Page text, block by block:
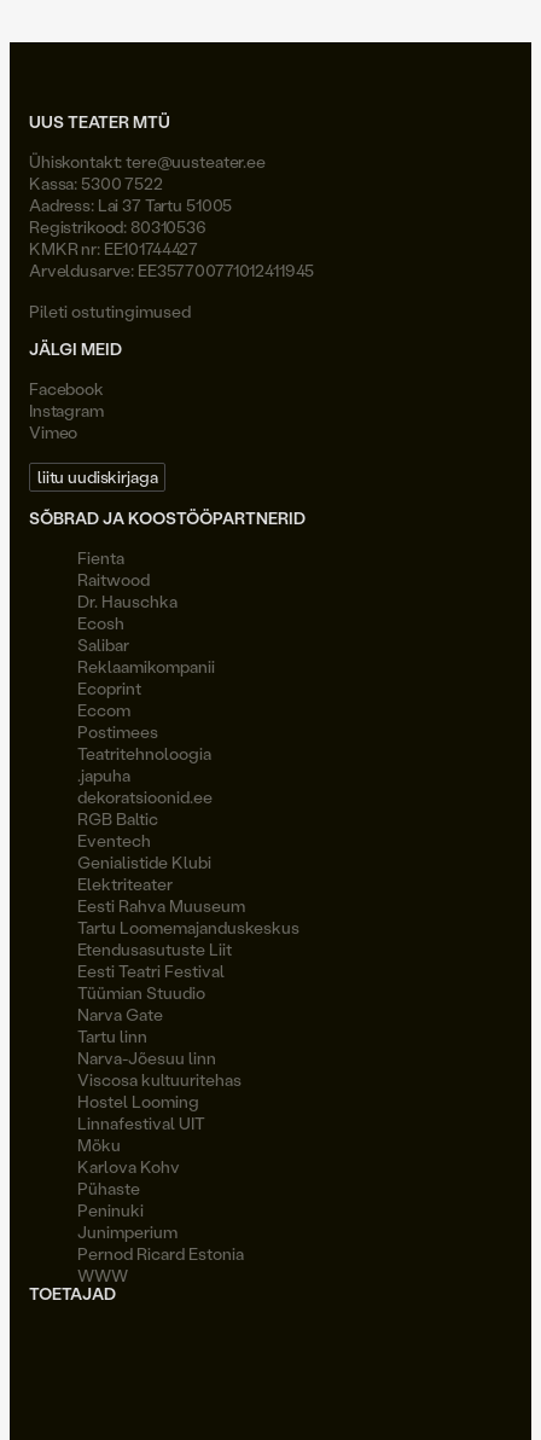
UUS TEATER MTÜ
Ühiskontakt:tere@uusteater.ee
Kassa: 5300 7522
Aadress: Lai 37 Tartu 51005
Registrikood: 80310536
KMKR nr: EE101744427
Arveldusarve: EE357700771012411945
Pileti ostutingimused
JÄLGI MEID
Facebook
Instagram
Vimeo
liitu uudiskirjaga
SÕBRAD JA KOOSTÖÖPARTNERID
Fienta
Raitwood
Dr. Hauschka
Ecosh
Salibar
Reklaamikompanii
Ecoprint
Eccom
Postimees
Teatritehnoloogia
.japuha
dekoratsioonid.ee
RGB Baltic
Eventech
Genialistide Klubi
Elektriteater
Eesti Rahva Muuseum
Tartu Loomemajanduskeskus
Etendusasutuste Liit
Eesti Teatri Festival
Tüümian Stuudio
Narva Gate
Tartu linn
Narva-Jõesuu linn
Viscosa kultuuritehas
Hostel Looming
Linnafestival UIT
Möku
Karlova Kohv
Pühaste
Peninuki
Junimperium
Pernod Ricard Estonia
WWW
TOETAJAD